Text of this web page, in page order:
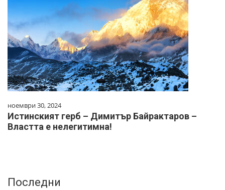
ноември 30, 2024
Истинският герб – Димитър Байрактаров –
Властта е нелегитимна!
Последни